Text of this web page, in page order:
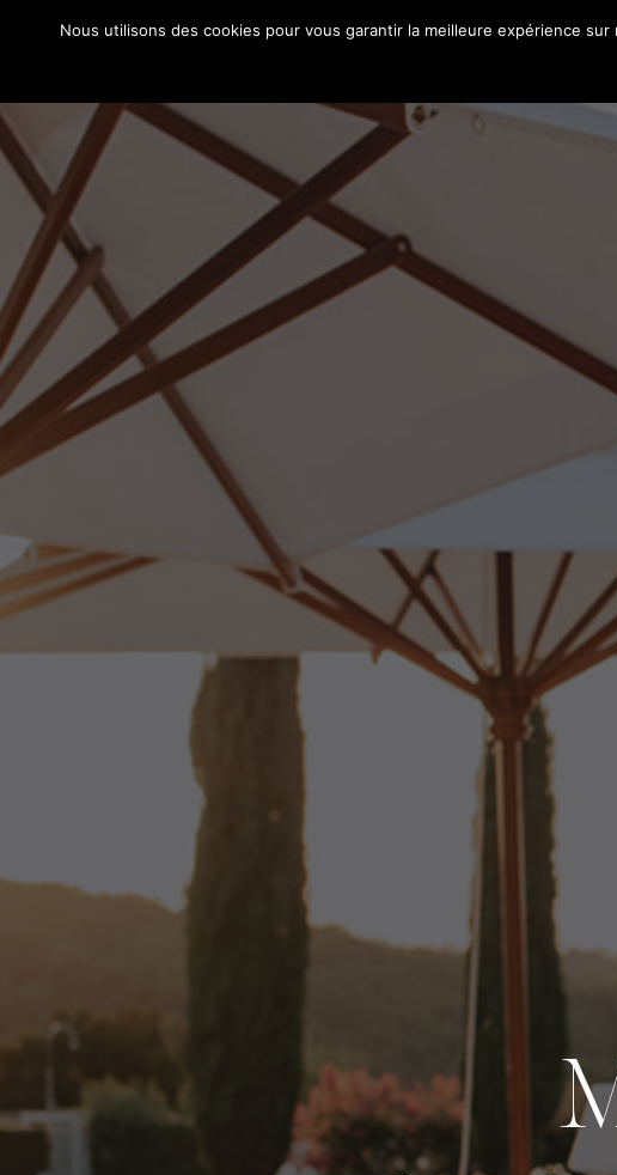
À PROPOS BLOG PORTFOLIO
Nous utilisons des cookies pour vous garantir la meilleure expérience